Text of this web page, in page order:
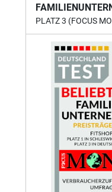
PLATZ 3 (FOCUS